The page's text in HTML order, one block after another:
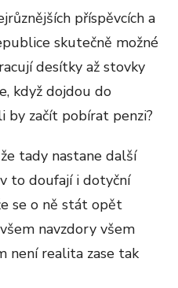
příspěvcích a
skutečně možné
desítky až stovky
když dojdou do
by začít pobírat penzi?
tady nastane další
to doufají i dotyční
se o ně stát opět
navzdory všem
není realita zase tak